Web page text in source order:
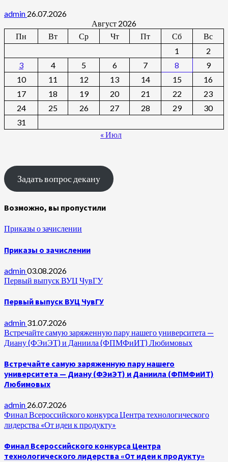
admin 26.07.2026
Август 2026
Пн
Вт Ср Чт Пт Сб
Вс
1
2
3
4 5 6 7 8
9
10
11 12 13 14 15
16
17
18 19 20 21 22
23
24
25 26 27 28 29
30
31
« Июл
Задать вопрос декану
Возможно, вы пропустили
Приказы о зачислении
Приказы о зачислении
admin03.08.2026
Первый выпуск ВУЦ ЧувГУ
Первый выпуск ВУЦ ЧувГУ
admin 31.07.2026
Встречайте самую заряженную пару нашего университета —
Диану (ФЭиЭТ) и Даниила (ФПМФиИТ) Любимовых
Встречайте самую заряженную пару нашего
университета — Диану (ФЭиЭТ) и Даниила (ФПМФиИТ)
Любимовых
admin 26.07.2026
Финал Всероссийского конкурса Центра технологического
лидерства «От идеи к продукту»
Финал Всероссийского конкурса Центра
технологического лидерства «От идеи к продукту»